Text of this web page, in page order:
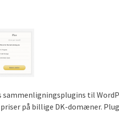
sammenligningsplugins til
på billige DK-domæner.